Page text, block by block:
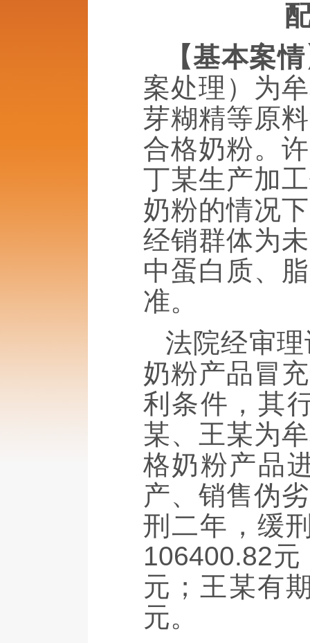
【基本案
案处理）为
芽糊精等原
合格奶粉。
丁某生产加
奶粉的情况
经销群体为
中蛋白质、
准。
法院经审
奶粉产品冒
利条件，其
某、王某为
格奶粉产品
产、销售伪
刑二年，缓
106400.82
元；王某有
元。